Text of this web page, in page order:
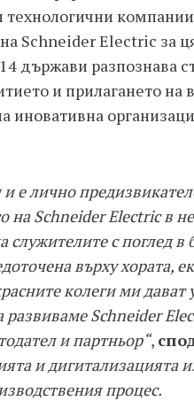
Schneider Electric за
държави разпознава
и прилагането на
иновативна
е лично
на Schneider Electric в
с поглед в
върху хората,
колеги ми дават
Schneider
и партньор“,
и дигитализацията
процес.